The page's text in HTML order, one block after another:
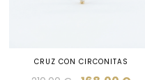
CRUZ CON CIRCONITAS